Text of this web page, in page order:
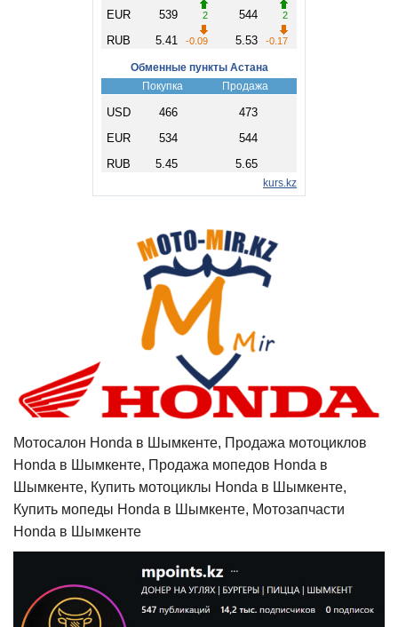
Мотосалон Honda в Шымкенте, Продажа мотоциклов
Honda в Шымкенте, Продажа мопедов Honda в
Шымкенте, Купить мотоциклы Honda в Шымкенте,
Купить мопеды Honda в Шымкенте, Мотозапчасти
Honda в Шымкенте